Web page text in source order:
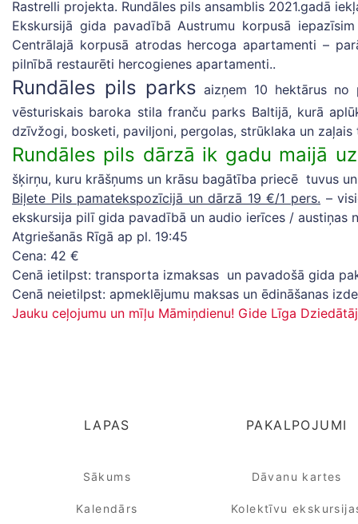
Rastrelli projekta. Rundāles pils ansamblis 2021.gadā
Ekskursijā gida pavadībā Austrumu korpusā
Centrālajā korpusā atrodas hercoga apartamenti –
pilnībā restaurēti hercogienes apartamenti..
Rundāles pils parks aizņem 10 hektārus no
vēsturiskais baroka stila franču parks Baltijā, kurā
dzīvžogi, bosketi, paviljoni, pergolas, strūklaka un zaļais
Rundāles pils dārzā ik gadu maijā
šķirņu, kuru krāšņums un krāsu bagātība priecē tuvus
Biļete Pils pamatekspozīcijā un dārzā 19 €/1 pers. –
ekskursija pilī gida pavadībā un audio ierīces / austiņas
Atgriešanās Rīgā ap pl. 19:45
Cena: 42 €
Cenā ietilpst: transporta izmaksas un pavadošā gida
Cenā neietilpst: apmeklējumu maksas un ēdināšanas
Jauku ceļojumu un mīļu Māmiņdienu! Gide Līga
LAPAS
Sākums
Kalendārs
PAKALPOJUMI
Dāvanu kartes
Kolektīvu